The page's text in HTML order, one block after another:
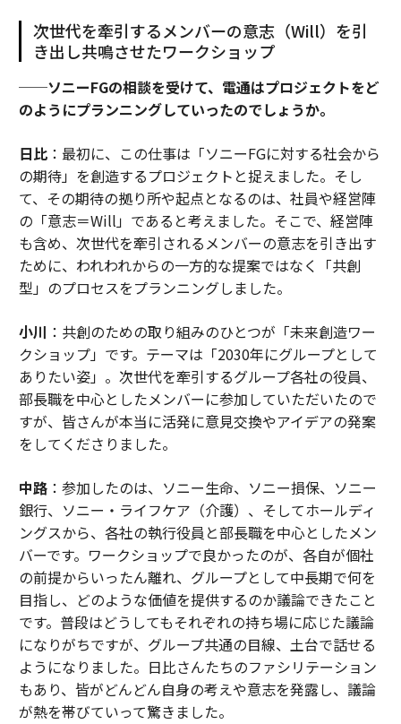
次世代を牽引するメンバーの意志（Will）を引
き出し共鳴させたワークショップ
──ソニーFGの相談を受けて、電通はプロジェクトをど
のようにプランニングしていったのでしょうか。
日比：最初に、この仕事は「ソニーFGに対する社会から
の期待」を創造するプロジェクトと捉えました。そし
て、その期待の拠り所や起点となるのは、社員や経営陣
の「意志＝Will」であると考えました。そこで、経営陣
も含め、次世代を牽引されるメンバーの意志を引き出す
ために、われわれからの一方的な提案ではなく「共創
型」のプロセスをプランニングしました。
小川 ：共創のための取り組みのひとつが「未来創造ワー
クショップ」です。テーマは「2030年にグループとして
ありたい姿」。次世代を牽引するグループ各社の役員、
部長職を中心としたメンバーに参加していただいたので
すが、皆さんが本当に活発に意見交換やアイデアの発案
をしてくださりました。
中路：参加したのは、ソニー生命、ソニー損保、ソニー
銀行、ソニー・ライフケア（介護）、そしてホールディ
ングスから、各社の執行役員と部長職を中心としたメン
バーです。ワークショップで良かったのが、各自が個社
の前提からいったん離れ、グループとして中長期で何を
目指し、どのような価値を提供するのか議論できたこと
です。普段はどうしてもそれぞれの持ち場に応じた議論
になりがちですが、グループ共通の目線、土台で話せる
ようになりました。日比さんたちのファシリテーション
もあり、皆がどんどん自身の考えや意志を発露し、議論
が熱を帯びていって驚きました。